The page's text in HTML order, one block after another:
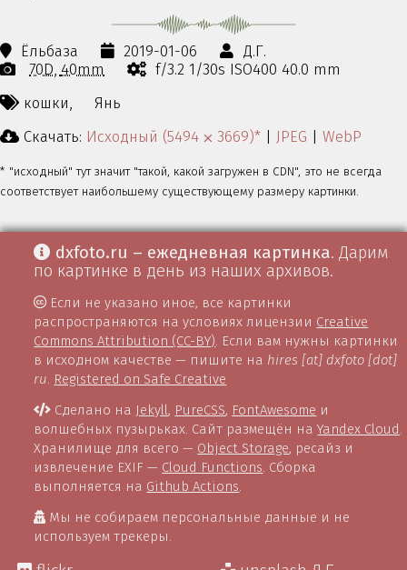
Ёльбаза 2019-01-06
Д.Г.
70D 40mm
f/3.2 1/30s ISO400 40.0 mm
кошки,
Янь
Скачать: Исходный (5494 ⨉ 3669)* | JPEG | WebP
* "исходный" тут значит "такой, какой загружен в CDN", это не всегда
соответствует наибольшему существующему размеру картинки.
dxfoto.ru – ежедневная картинка. Дарим
по картинке в день из наших архивов.
Если не указано иное, все картинки
распространяются на условиях лицензии Creative
Commons Attribution (CC-BY) . Если вам нужны картинки
в исходном качестве — пишите на hires [at] dxfoto [dot]
ru Registered on Safe Creative
Сделано на Jekyll, PureCSS, FontAwesome и
волшебных пузырьках. Сайт размещён наYandex Cloud
Хранилище для всего — Object Storage, ресайз и
извлечение EXIF — Cloud Functions . Сборка
выполняется на Github Actions
Мы не собираем персональные данные и не
используем трекеры.